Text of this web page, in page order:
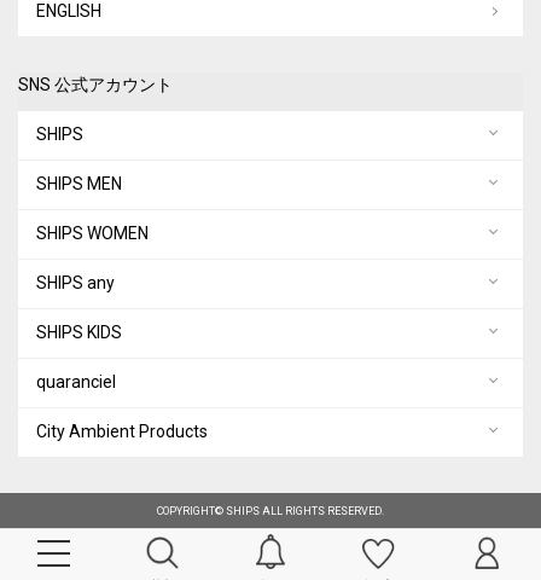
ENGLISH
SNS 公式アカウント
SHIPS
SHIPS MEN
SHIPS WOMEN
SHIPS any
SHIPS KIDS
quaranciel
City Ambient Products
COPYRIGHT© SHIPS ALL RIGHTS RESERVED.